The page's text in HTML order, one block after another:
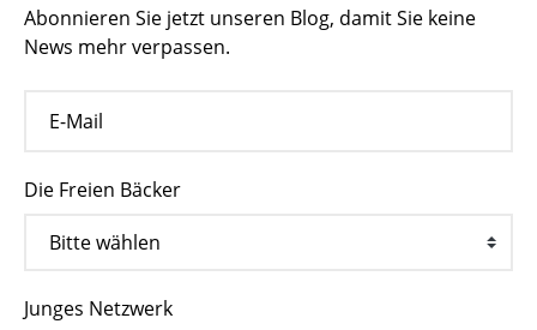
Abonnieren Sie jetzt unseren Blog, damit Sie keine
News mehr verpassen.
Die Freien Bäcker
Junges Netzwerk